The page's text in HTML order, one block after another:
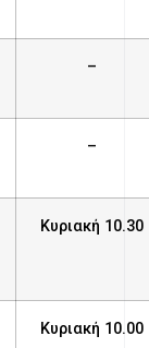
–
–
Κυριακή 10.30
Κυριακή 10.00